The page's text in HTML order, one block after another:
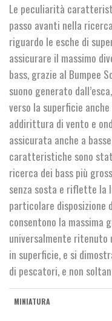
Le peculiarità
passo avanti nella
riguardo le esche di
assicurare il massimo
bass, grazie al Bumpee
suono generato
verso la superficie
addirittura di vento e
assicurata anche a
caratteristiche sono
ricerca dei bass più
senza sosta e riflette la
particolare disposizione
consentono la massima
universalmente ritenuto
in superficie, e si
di pescatori, e non